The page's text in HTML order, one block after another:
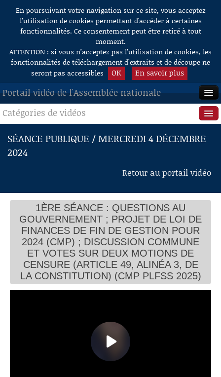
Aller au contenu
En poursuivant votre navigation sur ce site, vous acceptez
l’utilisation de cookies permettant d'accéder à certaines
fonctionnalités. Ce consentement peut être retiré à tout
moment.
ATTENTION : si vous n’acceptez pas l’utilisation de cookies, les
fonctionnalités de téléchargement d’extraits et de découpe ne
seront pas accessibles
OK En savoir plus
Portail vidéo de l'Assemblée nationale
ACCUEIL
EN DIRECT
À LA DEMANDE
AIDE À LA DÉCOUPE
DE VIDÉOS
Catégories de vidéos
Séance publique
Commissions
Présidence
Évènements
Connaissance, Histoire
Autres
SÉANCE PUBLIQUE / MERCREDI 4 DÉCEMBRE
2024
Retour au portail vidéo
1ÈRE SÉANCE : QUESTIONS AU
GOUVERNEMENT ; PROJET DE LOI DE
FINANCES DE FIN DE GESTION POUR
2024 (CMP) ; DISCUSSION COMMUNE
ET VOTES SUR DEUX MOTIONS DE
CENSURE (ARTICLE 49, ALINÉA 3, DE
LA CONSTITUTION) (CMP PLFSS 2025)